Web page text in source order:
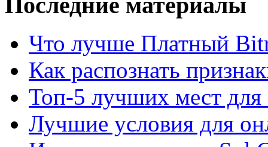
Что лучше Платный
Как распознать
Топ-5 лучших мест для
Лучшие условия для